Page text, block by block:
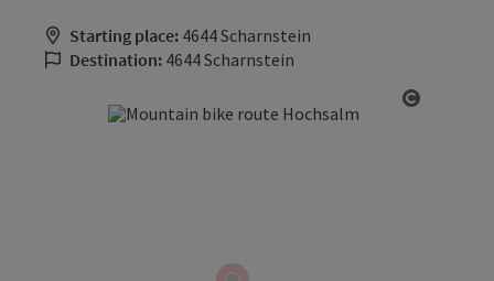
Starting place: 4644 Scharnstein
Destination: 4644 Scharnstein